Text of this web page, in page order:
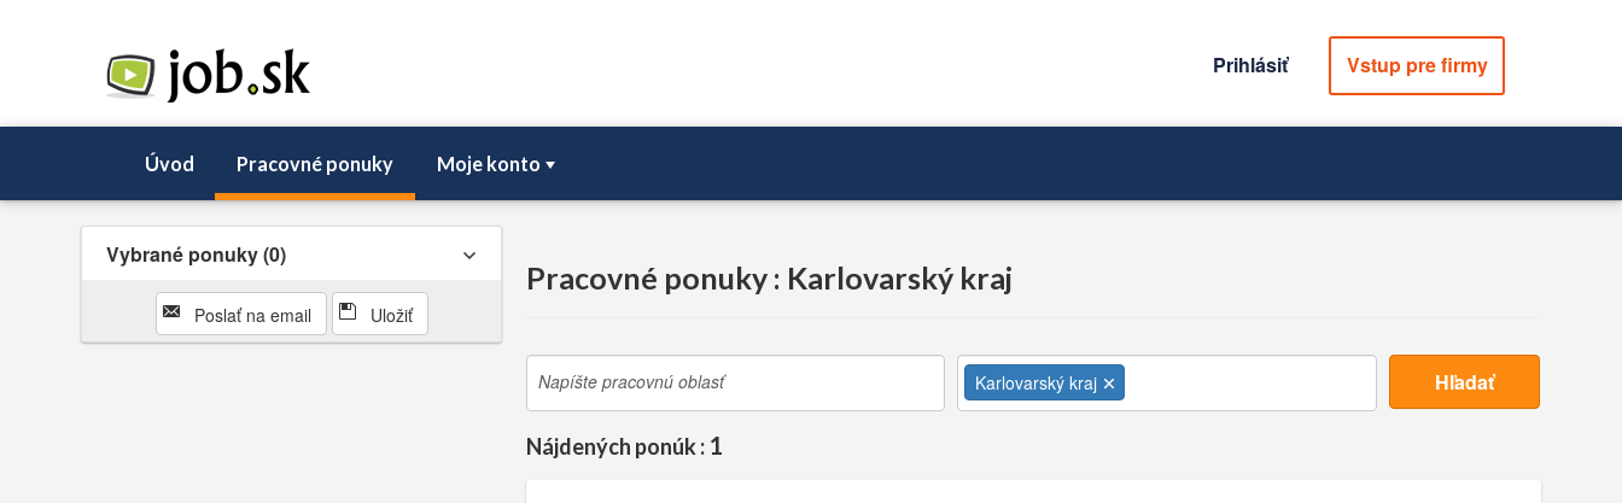
Prihlásiť Vstup pre firmy
Úvod Pracovné ponuky Moje konto
Vybrané ponuky 0
Poslať na email Uložiť
Pracovné ponuky : Karlovarský kraj
Karlovarský kraj Hľadať
Nájdených ponúk : 1